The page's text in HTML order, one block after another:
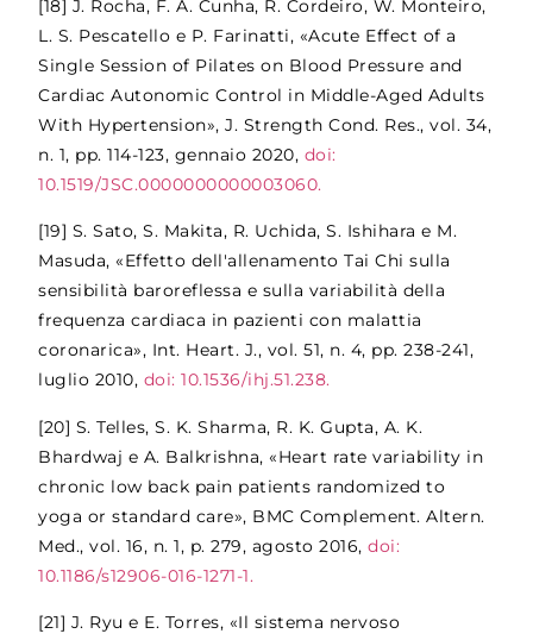
[18] J. Rocha, F. A. Cunha, R. Cordeiro, W. Monteiro,
L. S. Pescatello e P. Farinatti, «Acute Effect of a
Single Session of Pilates on Blood Pressure and
Cardiac Autonomic Control in Middle-Aged Adults
With Hypertension», J. Strength Cond. Res., vol. 34,
n. 1, pp. 114-123, gennaio 2020, doi:
10.1519/JSC.0000000000003060.
[19] S. Sato, S. Makita, R. Uchida, S. Ishihara e M.
Masuda, «Effetto dell'allenamento Tai Chi sulla
sensibilità baroreflessa e sulla variabilità della
frequenza cardiaca in pazienti con malattia
coronarica», Int. Heart. J., vol. 51, n. 4, pp. 238-241,
luglio 2010, doi: 10.1536/ihj.51.238.
[20] S. Telles, S. K. Sharma, R. K. Gupta, A. K.
Bhardwaj e A. Balkrishna, «Heart rate variability in
chronic low back pain patients randomized to
yoga or standard care», BMC Complement. Altern.
Med., vol. 16, n. 1, p. 279, agosto 2016,doi:
10.1186/s12906-016-1271-1.
[21] J. Ryu e E. Torres, «Il sistema nervoso